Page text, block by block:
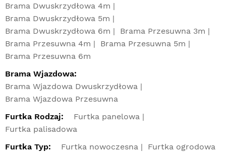
Brama Dwuskrzydłowa 4m
Brama Dwuskrzydłowa 5m
Brama Dwuskrzydłowa 6m
Brama Przesuwna 3m
Brama Przesuwna 4m
Brama Przesuwna 5m
Brama Przesuwna 6m
Brama Wjazdowa:
Brama Wjazdowa Dwuskrzydłowa
Brama Wjazdowa Przesuwna
Furtka Rodzaj:
Furtka panelowa
Furtka palisadowa
Furtka Typ:
Furtka nowoczesna
Furtka ogrodowa